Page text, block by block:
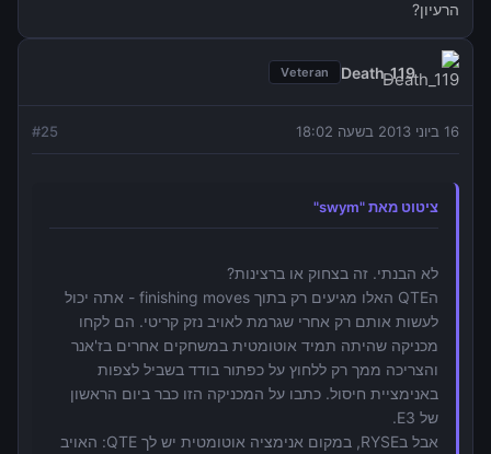
הרעיון?
Death_119
Veteran
16 ביוני 2013 בשעה 18:02 #25
ציטוט מאת "swym"
לא הבנתי. זה בצחוק או ברצינות?
הQTE האלו מגיעים רק בתוך finishing moves - אתה יכול
לעשות אותם רק אחרי שגרמת לאויב נזק קריטי. הם לקחו
מכניקה שהיתה תמיד אוטומטית במשחקים אחרים בז'אנר
והצריכה ממך רק ללחוץ על כפתור בודד בשביל לצפות
באנימציית חיסול. כתבו על המכניקה הזו כבר ביום הראשון
של E3.
אבל בRYSE, במקום אנימציה אוטומטית יש לך QTE: האויב